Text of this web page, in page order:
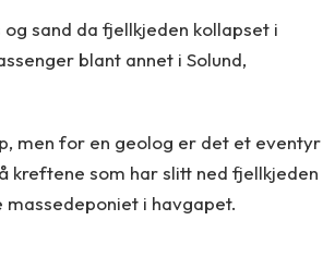
sand da fjellkjeden kollapset i
blant annet i Solund,
men for en geolog er det et eventyr
kreftene som har slitt ned fjellkjeden
i havgapet.